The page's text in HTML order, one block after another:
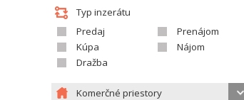
Typ inzerátu
Predaj
Prenájom
Kúpa
Nájom
Dražba
Komerčné priestory